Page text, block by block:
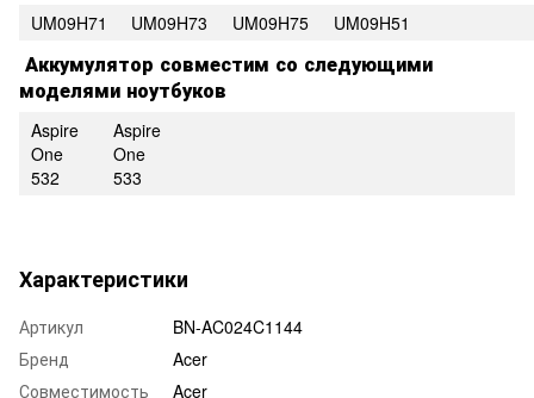
UM09H71
UM09H73 UM09H75 UM09H51
Аккумулятор совместим со следующими
моделями ноутбуков
Aspire
One
532
Aspire
One
533
Характеристики
Артикул
BN-AC024C1144
Бренд
Acer
Совместимость
Acer